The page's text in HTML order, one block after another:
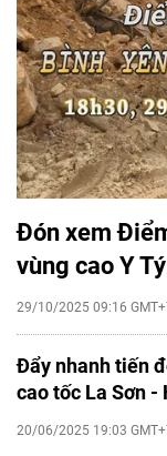
Đón xem
vùng cao Y Tý
29/10/2025 09:16
Đẩy nhanh tiến
cao tốc La Sơn -
20/06/2025 19:03